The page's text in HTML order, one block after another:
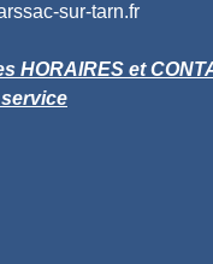
sur-tarn.fr
HORAIRES et